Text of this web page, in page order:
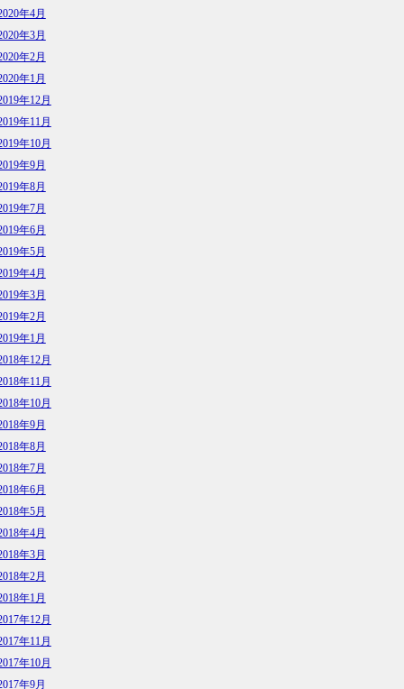
年4月
年3月
年2月
年1月
年12月
年11月
年10月
年9月
年8月
年7月
年6月
年5月
年4月
年3月
年2月
年1月
年12月
年11月
年10月
年9月
年8月
年7月
年6月
年5月
年4月
年3月
年2月
年1月
年12月
年11月
年10月
年9月